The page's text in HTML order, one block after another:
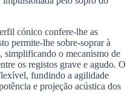
cónico confere-lhe as
permite-lhe sobre-soprar à
simplificando o mecanismo de
os registos grave e agudo. O
fundindo a agilidade
e projeção acústica dos